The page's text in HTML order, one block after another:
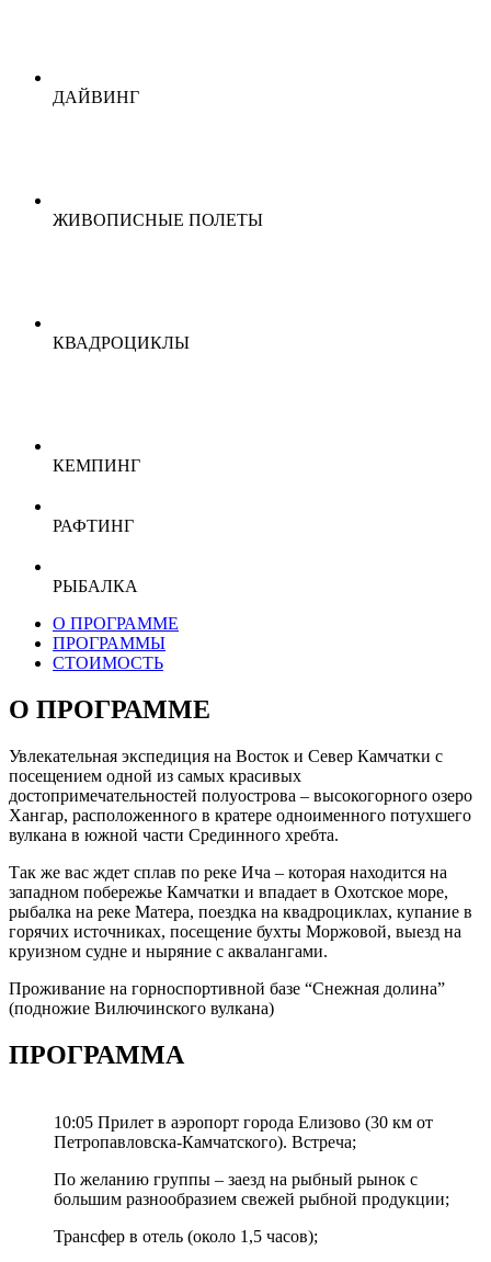
ДАЙВИНГ
ЖИВОПИСНЫЕ ПОЛЕТЫ
КВАДРОЦИКЛЫ
КЕМПИНГ
РАФТИНГ
РЫБАЛКА
О ПРОГРАММЕ
ПРОГРАММЫ
СТОИМОСТЬ
О ПРОГРАММЕ
Увлекательная экспедиция на Восток и Север Камчатки с
посещением одной из самых красивых
достопримечательностей полуострова – высокогорного озеро
Хангар, расположенного в кратере одноименного потухшего
вулкана в южной части Срединного хребта.
Так же вас ждет сплав по реке Ича – которая находится на
западном побережье Камчатки и впадает в Охотское море,
рыбалка на реке Матера, поездка на квадроциклах, купание в
горячих источниках, посещение бухты Моржовой, выезд на
круизном судне и ныряние с аквалангами.
Проживание на горноспортивной базе “Снежная долина”
(подножие Вилючинского вулкана)
ПРОГРАММА
10:05 Прилет в аэропорт города Елизово (30 км от
Петропавловска-Камчатского). Встреча;
По желанию группы – заезд на рыбный рынок с
большим разнообразием свежей рыбной продукции;
Трансфер в отель (около 1,5 часов);